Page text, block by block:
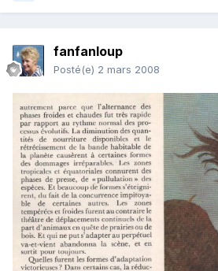
fanfanloup
Posté(e) 2 mars 2008